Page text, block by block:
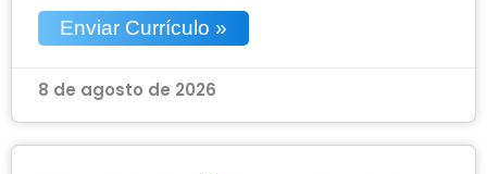
Enviar Currículo »
8 de agosto de 2026